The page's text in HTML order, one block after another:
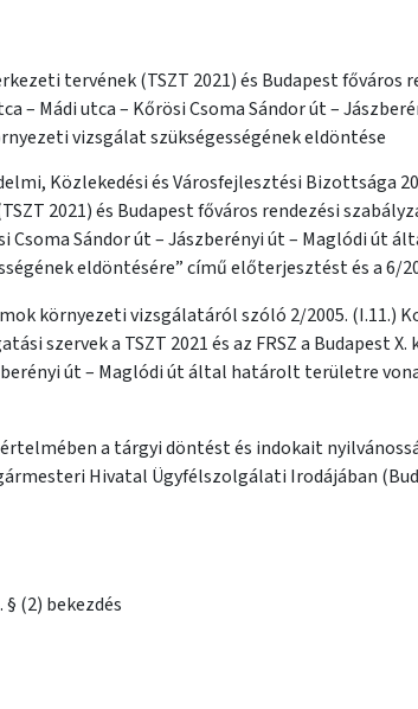
tervének (TSZT 2021) és Budapest főváros
– Mádi utca – Kőrösi Csoma Sándor út –
vizsgálat szükségességének eldöntése
Közlekedési és Városfejlesztési Bizottsága
2021) és Budapest főváros rendezési
Csoma Sándor út – Jászberényi út – Maglódi
eldöntésére” című előterjesztést és a 6/
környezeti vizsgálatáról szóló 2/2005. (I.11.)
szervek a TSZT 2021 és az FRSZ a Budapest
út – Maglódi út által határolt területre
értelmében a tárgyi döntést és indokait
Hivatal Ügyfélszolgálati Irodájában
(2) bekezdés